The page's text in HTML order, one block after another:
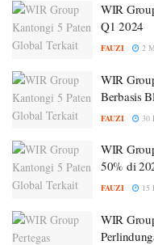
WIR
Q1 2024
FAUZI 2
WIR
Berbasis
FAUZI 30
WIR
50% di
FAUZI 15
WIR